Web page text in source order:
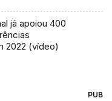
já apoiou 400
2022 (vídeo)
PUB